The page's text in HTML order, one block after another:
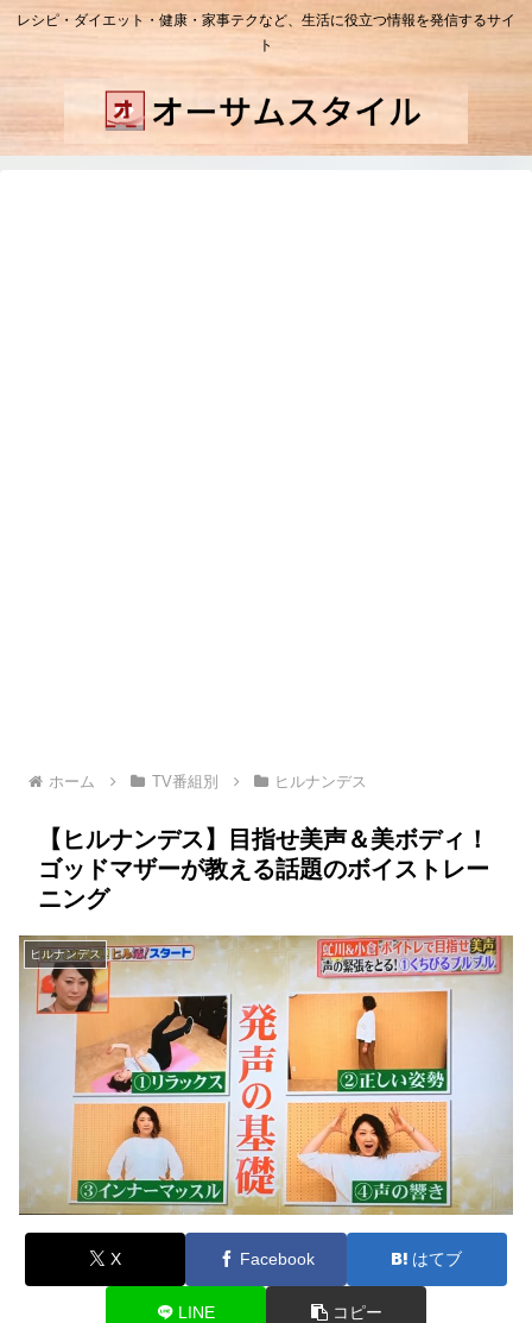
レシピ・ダイエット・健康・家事テクなど、生活に役立つ情報を発信するサイ
ト
ホーム TV番組別 ヒルナンデス
【ヒルナンデス】目指せ美声＆美ボディ！
ゴッドマザーが教える話題のボイストレー
ニング
ヒルナンデス
X Facebook はてブ
LINE コピー